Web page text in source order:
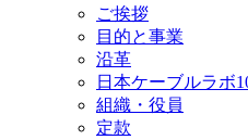
ご挨拶
目的と事業
沿革
日本ケーブルラボ
組織・役員
定款